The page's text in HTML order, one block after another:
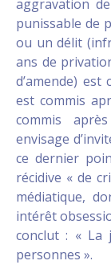
aggravation
punissable de
ou un délit
ans de
d’amende)
est commis
commis
envisage
ce dernier
récidive « de
médiatique,
intérêt
conclut : « La
personnes ».